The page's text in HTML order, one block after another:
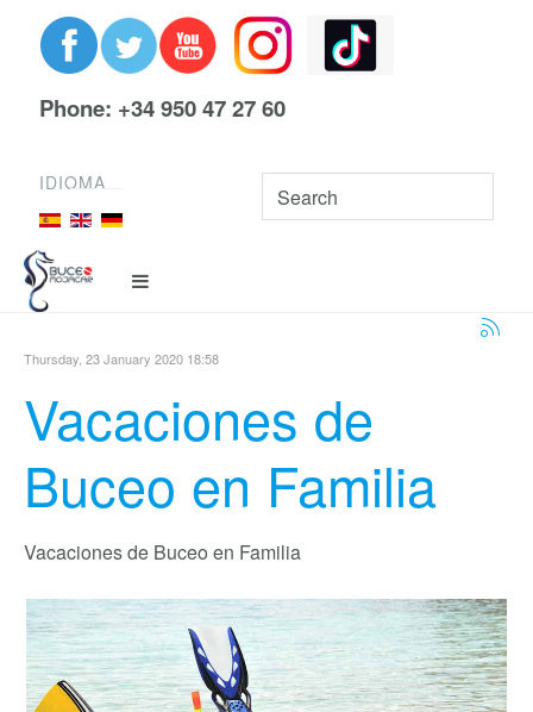
Phone: +34 950 47 27 60
IDIOMA
Thursday, 23 January 2020 18:58
Vacaciones de
Buceo en Familia
Vacaciones de Buceo en Familia